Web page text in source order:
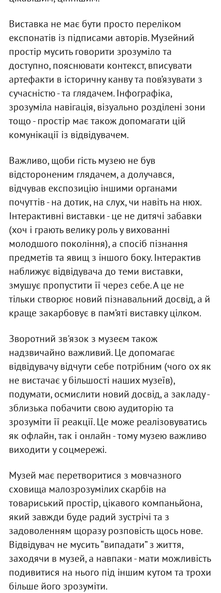
Виставка не має бути просто переліком
експонатів із підписами авторів. Музейний
простір мусить говорити зрозуміло та
доступно, пояснювати контекст, вписувати
артефакти в історичну канву та пов’язувати з
сучасністю - та глядачем. Інфографіка,
зрозуміла навігація, візуально розділені зони
тощо - простір має також допомагати цій
комунікації із відвідувачем.
Важливо, щоби гість музею не був
відстороненим глядачем, а долучався,
відчував експозицію іншими органами
почуттів - на дотик, на слух, чи навіть на нюх.
Інтерактивні виставки - це не дитячі забавки
(хоч і грають велику роль у вихованні
молодшого покоління), а спосіб пізнання
предметів та явищ з іншого боку. Інтерактив
наближує відвідувача до теми виставки,
змушує пропустити її через себе. А це не
тільки створює новий пізнавальний досвід, а й
краще закарбовує в пам’яті виставку цілком.
Зворотний зв'язок з музеєм також
надзвичайно важливий. Це допомагає
відвідувачу відчути себе потрібним (чого ох як
не вистачає у більшості наших музеїв),
подумати, осмислити новий досвід, а закладу -
зблизька побачити свою аудиторію та
зрозуміти її реакції. Це може реалізовуватись
як офлайн, так і онлайн - тому музею важливо
виходити у соцмережі.
Музей має перетворитися з мовчазного
сховища малозрозумілих скарбів на
товариський простір, цікавого компаньйона,
який завжди буде радий зустрічі та з
задоволенням щоразу розповість щось нове.
Відвідувач не мусить “випадати” з життя,
заходячи в музей, а навпаки - мати можливість
подивитися на нього під іншим кутом та трохи
більше його зрозуміти.